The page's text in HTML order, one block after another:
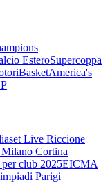
EsteroSupercoppa
BasketAmerica's
Live Riccione
Cortina
club 2025EICMA
Parigi